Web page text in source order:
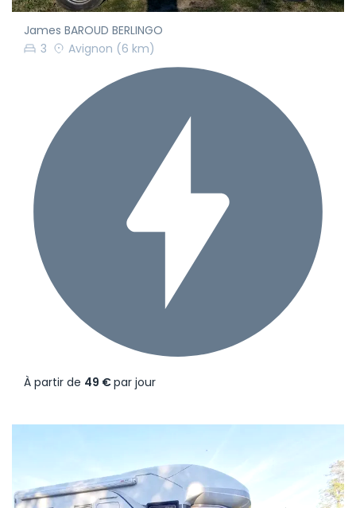
James BAROUD BERLINGO
3
Avignon (6 km)
À partir de 49 €par jour